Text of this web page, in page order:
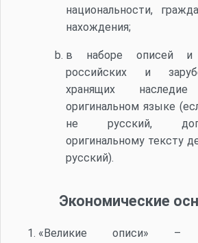
национальности,
нахождения;
в наборе описей и
российских и
хранящих
оригинальном языке
не русский,
оригинальному тексту
русский).
Экономические
«Великие описи» –